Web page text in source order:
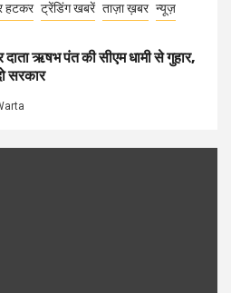
हटकर ट्रेंडिंग खबरें ताज़ा ख़बर न्यूज़
ऋषभ पंत की सीएम धामी से गुहार,
सरकार